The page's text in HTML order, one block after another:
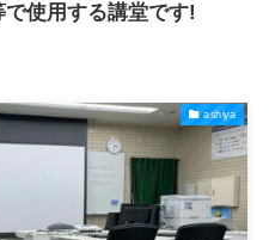
で使用する講堂です!
ashiya